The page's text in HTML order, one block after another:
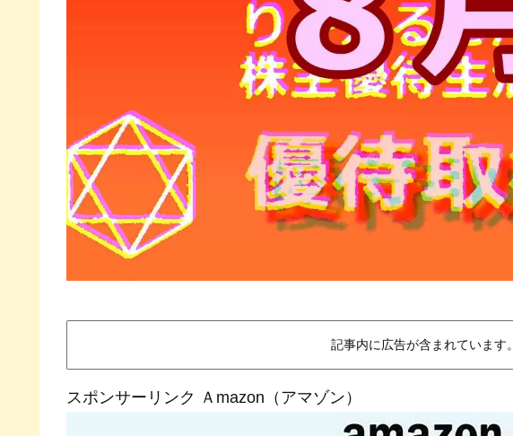
記事内に広告が含まれています。
スポンサーリンク Ａmazon（アマゾン）